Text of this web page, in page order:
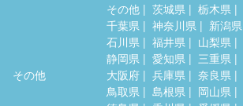
その他
その他 茨城県 栃木県
千葉県
神奈川県 新潟県
石川県
福井県 山梨県
静岡県
愛知県 三重県
大阪府
兵庫県 奈良県
鳥取県
島根県 岡山県